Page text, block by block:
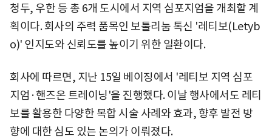
청두, 우한 등 총 6개 도시에서 지역 심포지엄을 개최할 계
획이다. 회사의 주력 품목인 보툴리눔 톡신 '레티보(Letyb
o)' 인지도와 신뢰도를 높이기 위한 일환이다.
회사에 따르면, 지난 15일 베이징에서 '레티보 지역 심포
지엄·핸즈온 트레이닝'을 진행했다. 이날 행사에서도 레티
보를 활용한 다양한 복합 시술 사례와 효과, 향후 발전 방
향에 대한 심도 있는 논의가 이뤄졌다.